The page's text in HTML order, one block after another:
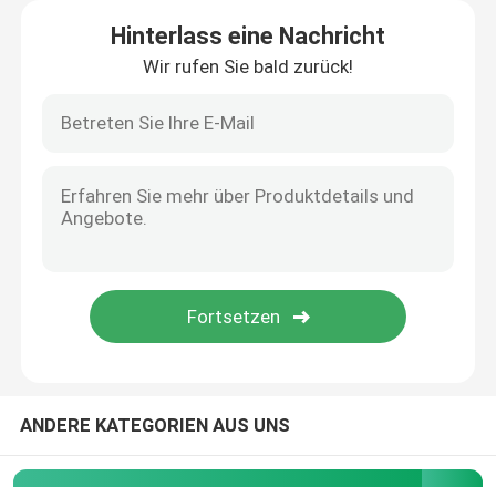
Hinterlass eine Nachricht
Wir rufen Sie bald zurück!
ANDERE KATEGORIEN AUS UNS